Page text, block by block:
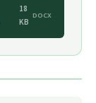
18
KB
DOCX